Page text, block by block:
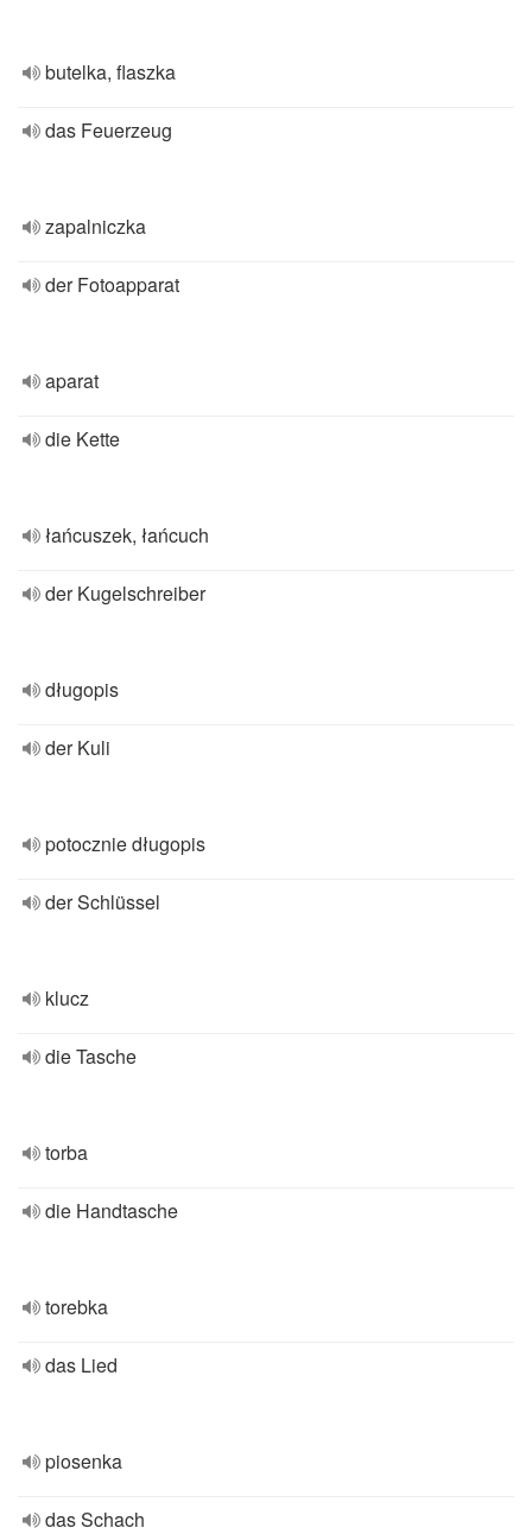
butelka, flaszka
das Feuerzeug
zapalniczka
der Fotoapparat
aparat
die Kette
łańcuszek, łańcuch
der Kugelschreiber
długopis
der Kuli
potocznie długopis
der Schlüssel
klucz
die Tasche
torba
die Handtasche
torebka
das Lied
piosenka
das Schach